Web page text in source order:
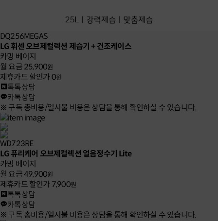
DQ256MEGAS
LG 휘센 오브제컬렉션 제습기 + 건조케이스
카밍 베이지
월 요금25,900원
제휴카드 할인가0원
톡톡상담
카톡상담
※ 구독 총비용/일시불 비용은 상담을 통해 확인하실 수 있습니다.
WD723RE
LG 퓨리케어 오브제컬렉션 얼음정수기 Lite
카밍 베이지
월 요금49,900원
제휴카드 할인가 7,900원
톡톡상담
카톡상담
※ 구독 총비용/일시불 비용은 상담을 통해 확인하실 수 있습니다.